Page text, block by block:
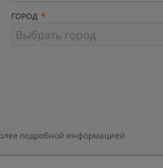
ГОРОД
подробной информацией